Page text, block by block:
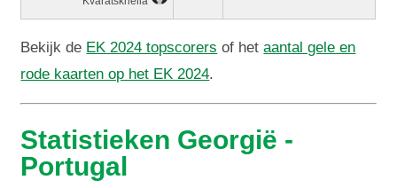
Bekijk de EK 2024 topscorers of hetaantal gele en
rode kaarten op het EK 2024.
Statistieken Georgië -
Portugal